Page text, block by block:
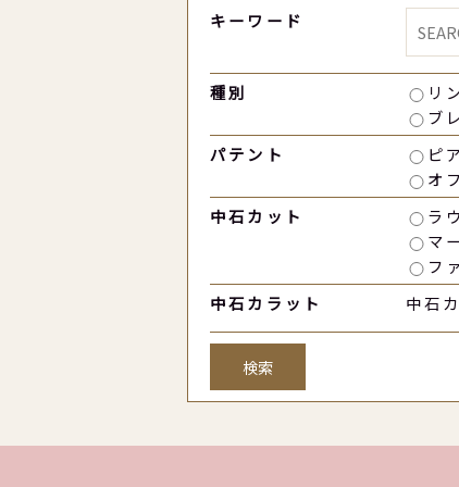
キーワード
種別 リ
ブ
パテント
ピ
オ
中石カット
ラ
マ
フ
中石カラット
中石
検索